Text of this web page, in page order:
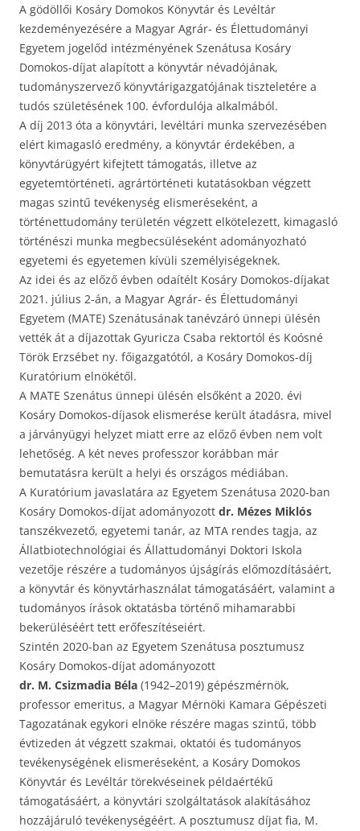
A gödöllői Kosáry Domokos Könyvtár és Levéltár
kezdeményezésére a Magyar Agrár- és Élettudományi
Egyetem jogelőd intézményének Szenátusa Kosáry
Domokos-díjat alapított a könyvtár névadójának,
tudományszervező könyvtárigazgatójának tiszteletére a
tudós születésének 100. évfordulója alkalmából.
A díj 2013 óta a könyvtári, levéltári munka szervezésében
elért kimagasló eredmény, a könyvtár érdekében, a
könyvtárügyért kifejtett támogatás, illetve az
egyetemtörténeti, agrártörténeti kutatásokban végzett
magas szintű tevékenység elismeréseként, a
történettudomány területén végzett elkötelezett, kimagasló
történészi munka megbecsüléseként adományozható
egyetemi és egyetemen kívüli személyiségeknek.
Az idei és az előző évben odaítélt Kosáry Domokos-díjakat
2021. július 2-án, a Magyar Agrár- és Élettudományi
Egyetem (MATE) Szenátusának tanévzáró ünnepi ülésén
vették át a díjazottak Gyuricza Csaba rektortól és Koósné
Török Erzsébet ny. főigazgatótól, a Kosáry Domokos-díj
Kuratórium elnökétől.
A MATE Szenátus ünnepi ülésén elsőként a 2020. évi
Kosáry Domokos-díjasok elismerése került átadásra, mivel
a járványügyi helyzet miatt erre az előző évben nem volt
lehetőség. A két neves professzor korábban már
bemutatásra került a helyi és országos médiában.
A Kuratórium javaslatára az Egyetem Szenátusa 2020-ban
Kosáry Domokos-díjat adományozott dr. Mézes Miklós
tanszékvezető, egyetemi tanár, az MTA rendes tagja, az
Állatbiotechnológiai és Állattudományi Doktori Iskola
vezetője részére a tudományos újságírás előmozdításáért,
a könyvtár és könyvtárhasználat támogatásáért, valamint a
tudományos írások oktatásba történő mihamarabbi
bekerüléséért tett erőfeszítéseiért.
Szintén 2020-ban az Egyetem Szenátusa posztumusz
Kosáry Domokos-díjat adományozott
dr. M. Csizmadia Béla (1942–2019) gépészmérnök,
professor emeritus, a Magyar Mérnöki Kamara Gépészeti
Tagozatának egykori elnöke részére magas szintű, több
évtizeden át végzett szakmai, oktatói és tudományos
tevékenységének elismeréseként, a Kosáry Domokos
Könyvtár és Levéltár törekvéseinek példaértékű
támogatásáért, a könyvtári szolgáltatások alakításához
hozzájáruló tevékenységéért. A posztumusz díjat fia, M.